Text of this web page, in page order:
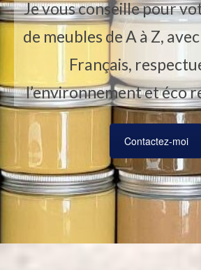
Je vous conseille pour
de meubles de A à Z,
Français,
l’environnement et éco
Contactez-moi